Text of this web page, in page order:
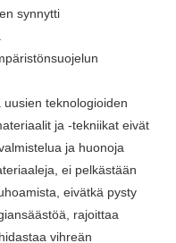
synnytti
teknologioiden
ja -tekniikat eivät
ja huonoja
ei pelkästään
eivätkä pysty
rajoittaa
vihreän